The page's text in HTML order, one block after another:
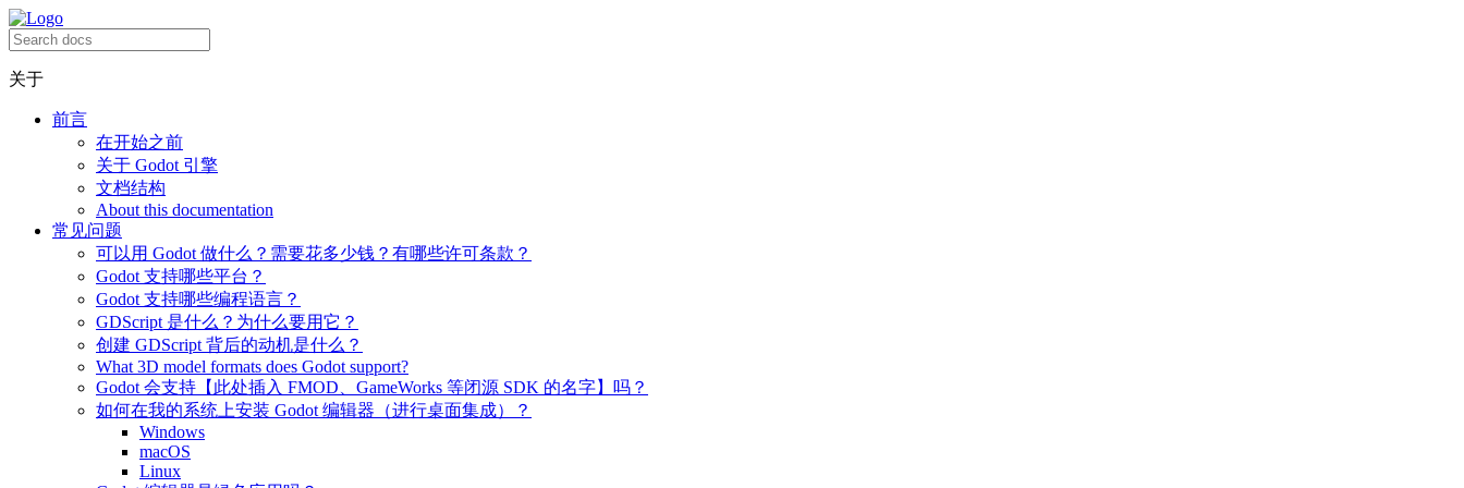
关于
前言
在开始之前
关于 Godot 引擎
文档结构
About this documentation
常见问题
可以用 Godot 做什么？需要花多少钱？有哪些许可条款？
Godot 支持哪些平台？
Godot 支持哪些编程语言？
GDScript 是什么？为什么要用它？
创建 GDScript 背后的动机是什么？
What 3D model formats does Godot support?
Godot 会支持【此处插入 FMOD、GameWorks 等闭源 SDK 的名字】吗？
如何在我的系统上安装 Godot 编辑器（进行桌面集成）？
Windows
macOS
Linux